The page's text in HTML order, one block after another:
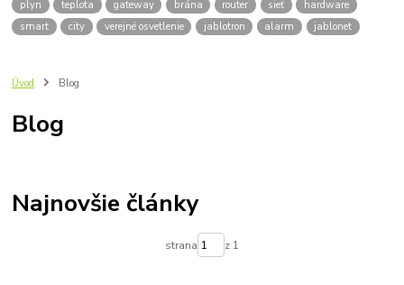
plyn
teplota gateway brána router sieť
hardware
smart
city verejné osvetlenie jablotron alarm jablonet
Úvod Blog
Blog
Najnovšie články
strana z 1